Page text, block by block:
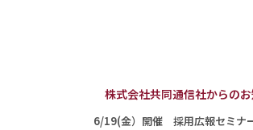
株式会社共同通信社からの
6/19(金）開催 採用広報セミナ